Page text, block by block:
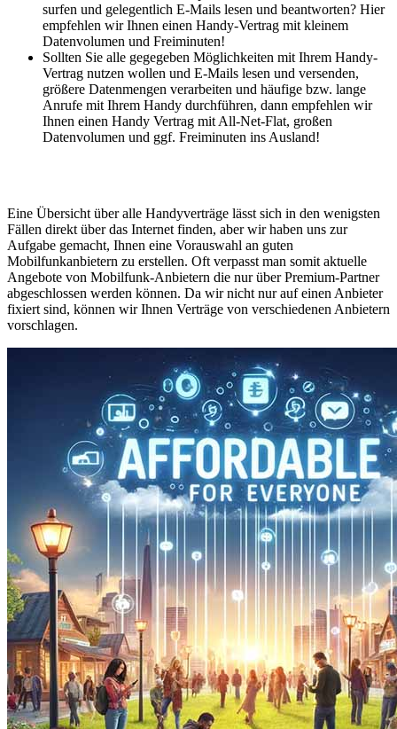
surfen und gelegentlich E-Mails lesen und beantworten? Hier
empfehlen wir Ihnen einen Handy-Vertrag mit kleinem
Datenvolumen und Freiminuten!
Sollten Sie alle gegegeben Möglichkeiten mit Ihrem Handy-
Vertrag nutzen wollen und E-Mails lesen und versenden,
größere Datenmengen verarbeiten und häufige bzw. lange
Anrufe mit Ihrem Handy durchführen, dann empfehlen wir
Ihnen einen Handy Vertrag mit All-Net-Flat, großen
Datenvolumen und ggf. Freiminuten ins Ausland!
Eine Übersicht über alle Handyverträge lässt sich in den wenigsten
Fällen direkt über das Internet finden, aber wir haben uns zur
Aufgabe gemacht, Ihnen eine Vorauswahl an guten
Mobilfunkanbietern zu erstellen. Oft verpasst man somit aktuelle
Angebote von Mobilfunk-Anbietern die nur über Premium-Partner
abgeschlossen werden können. Da wir nicht nur auf einen Anbieter
fixiert sind, können wir Ihnen Verträge von verschiedenen Anbietern
vorschlagen.